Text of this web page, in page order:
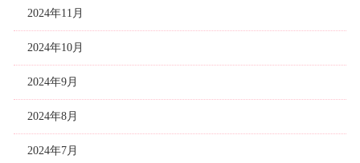
2024年11月
2024年10月
2024年9月
2024年8月
2024年7月